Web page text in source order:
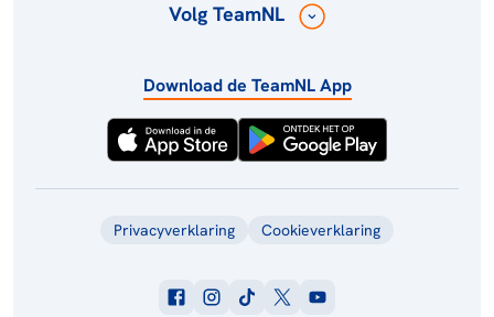
Volg TeamNL
Download de TeamNL App
Privacyverklaring Cookieverklaring